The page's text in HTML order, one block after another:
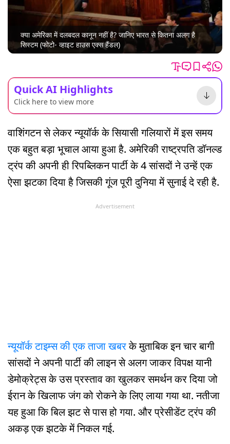
क्या अमेरिका में दलबदल कानून नहीं है? जानिए भारत से कितना अलग है
सिस्टम (फोटो- व्हाइट हाउस एक्स हैंडल)
Quick AI Highlights
Click here to view more
वाशिंगटन से लेकर न्यूयॉर्क के सियासी गलियारों में इस समय
एक बहुत बड़ा भूचाल आया हुआ है. अमेरिकी राष्ट्रपति डॉनल्ड
ट्रंप की अपनी ही रिपब्लिकन पार्टी के 4 सांसदों ने उन्हें एक
ऐसा झटका दिया है जिसकी गूंज पूरी दुनिया में सुनाई दे रही है.
Advertisement
न्यूयॉर्क टाइम्स की एक ताजा खबरके मुताबिक इन चार बागी
सांसदों ने अपनी पार्टी की लाइन से अलग जाकर विपक्ष यानी
डेमोक्रेट्स के उस प्रस्ताव का खुलकर समर्थन कर दिया जो
ईरान के खिलाफ जंग को रोकने के लिए लाया गया था. नतीजा
यह हुआ कि बिल झट से पास हो गया. और प्रेसीडेंट ट्रंप की
अकड़ एक झटके में निकल गई.